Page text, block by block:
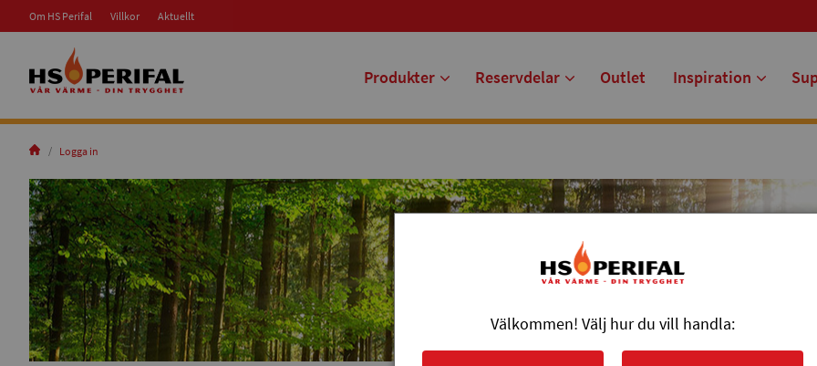
Om HS Perifal Villkor Aktuellt
Produkter Reservdelar Outlet Inspiration
Logga in
Välkommen! Välj hur du vill handla: